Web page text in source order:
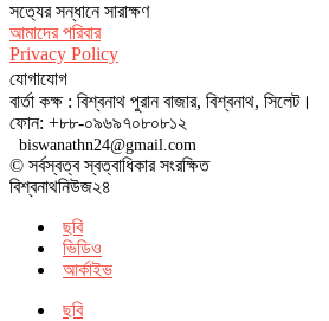
সত‌্যের সন্ধানে সারাক্ষণ
আমাদের পরিবার
Privacy Policy
যোগাযোগ
বার্তা কক্ষ : বিশ্বনাথ পুরান বাজার, বিশ্বনাথ, সিলেট।
ফোন: +৮৮-০৯৬৯৭০৮০৮১২
biswanathn24@gmail.com
© সর্বস্বত্ব স্বত্বাধিকার সংরক্ষিত
বিশ্বনাথনিউজ২৪
ছবি
ভিডিও
আর্কাইভ
ছবি